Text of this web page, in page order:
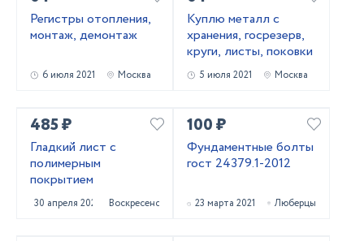
Регистры отопления,
монтаж, демонтаж
6 июля 2021 Москва
Куплю металл с
хранения, госрезерв,
круги, листы, поковки
5 июля 2021 Москва
485 ₽
Гладкий лист с
полимерным
покрытием
30 апреля 2021 Воскресенск
100 ₽
Фундаментные болты
гост 24379.1-2012
23 марта 2021 Люберцы